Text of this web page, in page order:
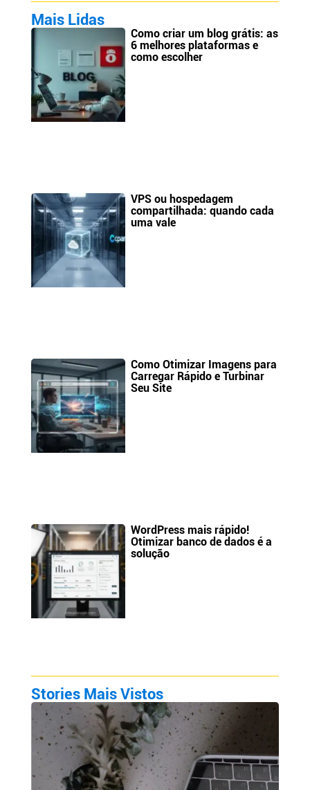
Mais Lidas
Como criar um blog grátis: as
6 melhores plataformas e
como escolher
VPS ou hospedagem
compartilhada: quando cada
uma vale
Como Otimizar Imagens para
Carregar Rápido e Turbinar
Seu Site
WordPress mais rápido!
Otimizar banco de dados é a
solução
Stories Mais Vistos